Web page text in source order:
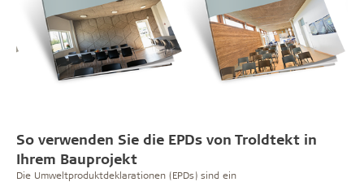
So verwenden Sie die EPDs von Troldtekt in
Ihrem Bauprojekt
Die Umweltproduktdeklarationen (EPDs) sind ein